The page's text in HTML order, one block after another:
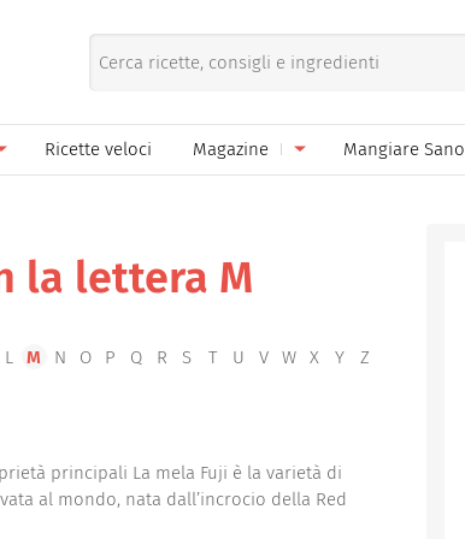
Pane pizza focacce
Marmellate e confetture
Bevande
Mamma
Ricette veloci Magazine Mangiare Sano
la lettera M
L M N O P Q R S T U V W X Y Z
principali La mela Fuji è la varietà di
al mondo, nata dall’incrocio della Red